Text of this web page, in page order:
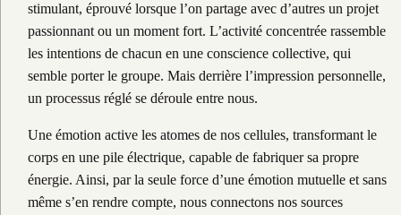
stimulant, éprouvé lorsque l’on partage avec d’autres un projet
passionnant ou un moment fort. L’activité concentrée rassemble
les intentions de chacun en une conscience collective, qui
semble porter le groupe. Mais derrière l’impression personnelle,
un processus réglé se déroule entre nous.
Une émotion active les atomes de nos cellules, transformant le
corps en une pile électrique, capable de fabriquer sa propre
énergie. Ainsi, par la seule force d’une émotion mutuelle et sans
même s’en rendre compte, nous connectons nos sources